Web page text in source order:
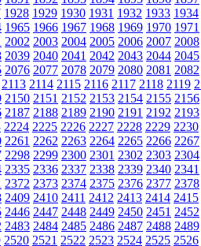
1928 1929 1930 1931 1932 1933 1934
1965 1966 1967 1968 1969 1970 1971
2002 2003 2004 2005 2006 2007 2008
2039 2040 2041 2042 2043 2044 2045
2076 2077 2078 2079 2080 2081 2082
2113 2114 2115 2116 2117 2118 2119
2150 2151 2152 2153 2154 2155 2156
2187 2188 2189 2190 2191 2192 2193
2224 2225 2226 2227 2228 2229 2230
2261 2262 2263 2264 2265 2266 2267
2298 2299 2300 2301 2302 2303 2304
2335 2336 2337 2338 2339 2340 2341
2372 2373 2374 2375 2376 2377 2378
2409 2410 2411 2412 2413 2414 2415
2446 2447 2448 2449 2450 2451 2452
2483 2484 2485 2486 2487 2488 2489
2520 2521 2522 2523 2524 2525 2526